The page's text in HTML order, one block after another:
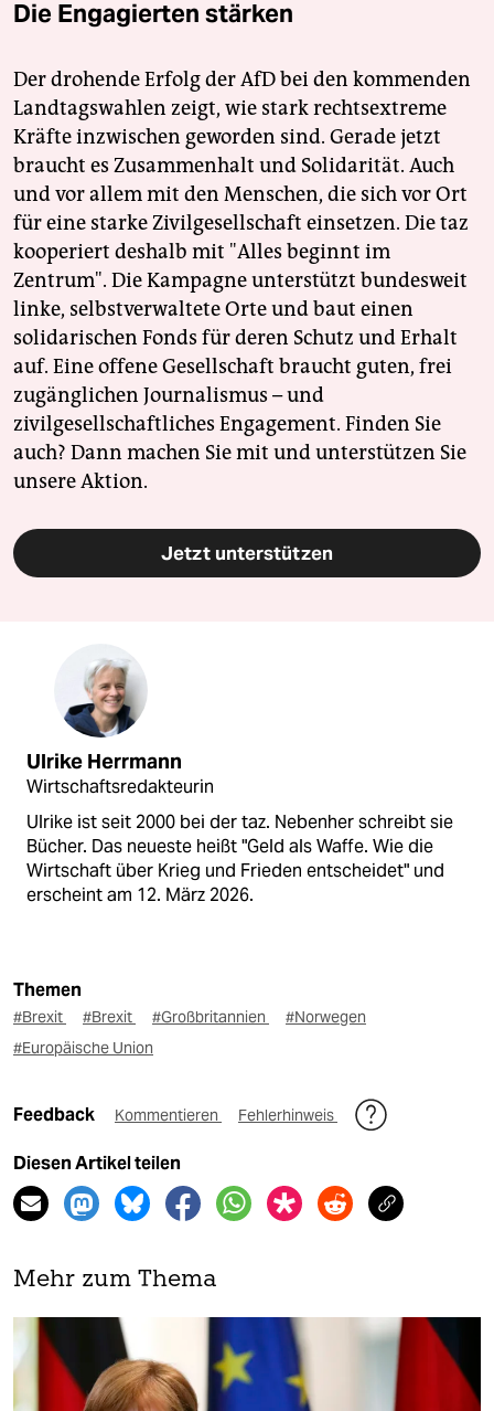
Die Engagierten stärken
Der drohende Erfolg der AfD bei den kommenden
Landtagswahlen zeigt, wie stark rechtsextreme
Kräfte inzwischen geworden sind. Gerade jetzt
braucht es Zusammenhalt und Solidarität. Auch
und vor allem mit den Menschen, die sich vor Ort
für eine starke Zivilgesellschaft einsetzen. Die taz
kooperiert deshalb mit "Alles beginnt im
Zentrum". Die Kampagne unterstützt bundesweit
linke, selbstverwaltete Orte und baut einen
solidarischen Fonds für deren Schutz und Erhalt
auf. Eine offene Gesellschaft braucht guten, frei
zugänglichen Journalismus – und
zivilgesellschaftliches Engagement. Finden Sie
auch? Dann machen Sie mit und unterstützen Sie
unsere Aktion.
Jetzt unterstützen
Ulrike Herrmann
Wirtschaftsredakteurin
Ulrike ist seit 2000 bei der taz. Nebenher schreibt sie
Bücher. Das neueste heißt "Geld als Waffe. Wie die
Wirtschaft über Krieg und Frieden entscheidet" und
erscheint am 12. März 2026.
Themen
#Brexit #Brexit #Großbritannien
#Norwegen
#Europäische Union
Feedback Kommentieren Fehlerhinweis
Diesen Artikel teilen
Mehr zum Thema